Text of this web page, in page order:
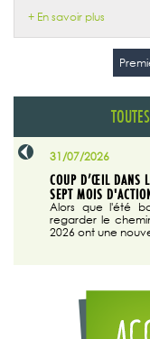
+ En savoir plus
31/07/2026
COUP D’ŒIL DANS
SEPT MOIS
Alors que l'été
regarder le
2026 ont une